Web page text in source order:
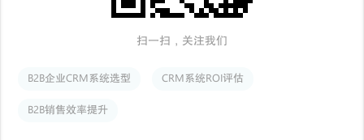
扫一扫，关注我们
B2B企业CRM系统选型 CRM系统ROI评估
B2B销售效率提升